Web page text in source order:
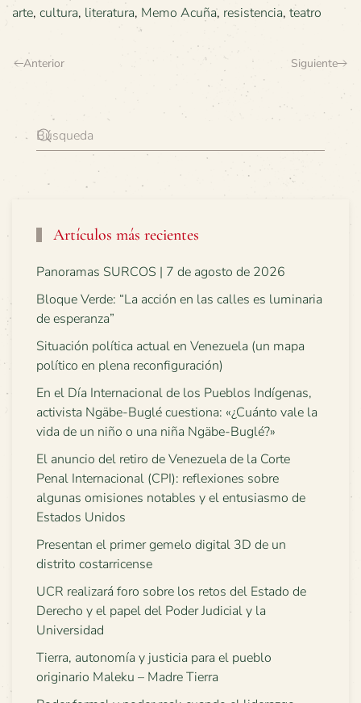
arte, cultura, literatura, Memo Acuña, resistencia, teatro
Anterior Siguiente
Artículos más recientes
Panoramas SURCOS | 7 de agosto de 2026
Bloque Verde: “La acción en las calles es luminaria
de esperanza”
Situación política actual en Venezuela (un mapa
político en plena reconfiguración)
En el Día Internacional de los Pueblos Indígenas,
activista Ngäbe-Buglé cuestiona: «¿Cuánto vale la
vida de un niño o una niña Ngäbe-Buglé?»
El anuncio del retiro de Venezuela de la Corte
Penal Internacional (CPI): reflexiones sobre
algunas omisiones notables y el entusiasmo de
Estados Unidos
Presentan el primer gemelo digital 3D de un
distrito costarricense
UCR realizará foro sobre los retos del Estado de
Derecho y el papel del Poder Judicial y la
Universidad
Tierra, autonomía y justicia para el pueblo
originario Maleku – Madre Tierra